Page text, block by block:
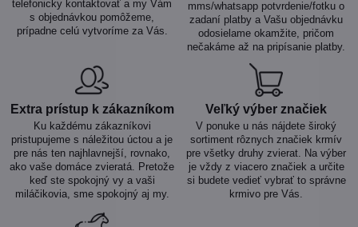
telefonicky kontaktovať a my Vám
s objednávkou pomôžeme,
prípadne celú vytvoríme za Vás.
mms/whatsapp potvrdenie/fotku o
zadaní platby a Vašu objednávku
odosielame okamžite, pričom
nečakáme až na pripísanie platby.
Extra prístup k zákazníkom
Ku každému zákazníkovi
pristupujeme s náležitou úctou a je
pre nás ten najhlavnejší, rovnako,
ako vaše domáce zvieratá. Pretože
keď ste spokojný vy a vaši
miláčikovia, sme spokojný aj my.
Veľký výber značiek
V ponuke u nás nájdete široký
sortiment rôznych značiek krmív
pre všetky druhy zvierat. Na výber
je vždy z viacero značiek a určite
si budete vedieť vybrať to správne
krmivo pre Vás.